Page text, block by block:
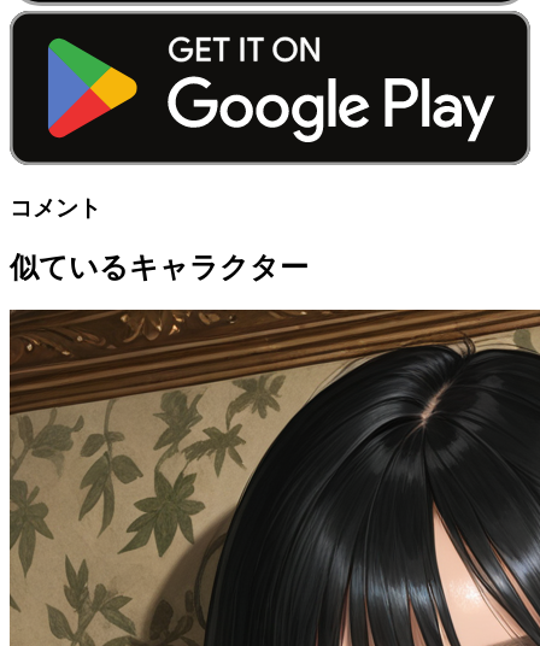
コメント
似ているキャラクター